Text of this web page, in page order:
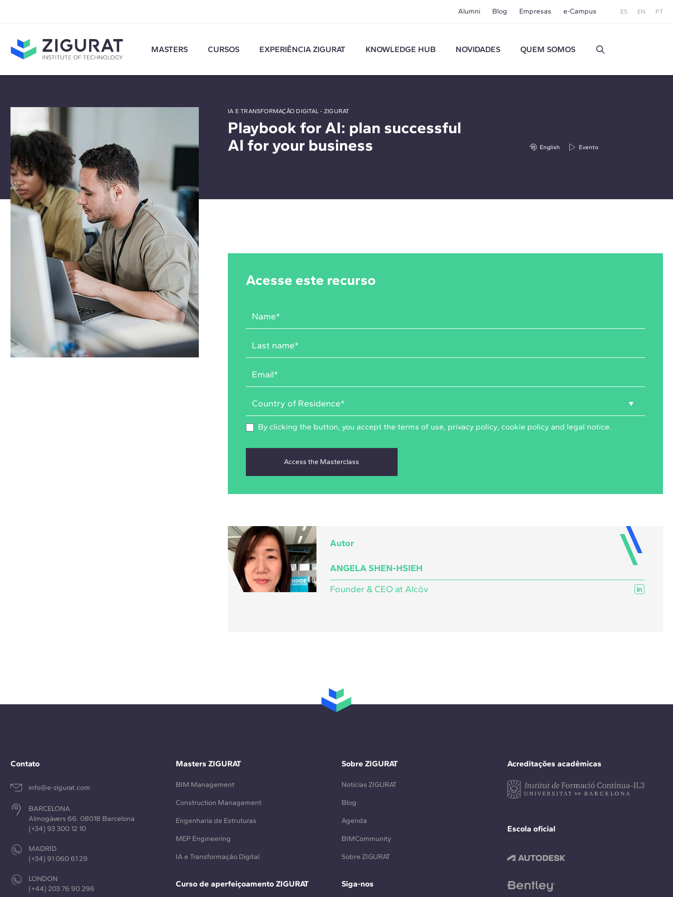
Alumni Blog Empresas e-Campus ES EN PT
MASTERS CURSOS EXPERIÊNCIA ZIGURAT KNOWLEDGE HUB NOVIDADES QUEM SOMOS
IA E TRANSFORMAÇÃO DIGITAL - ZIGURAT
Playbook for AI: plan successful
AI for your business
English Evento
Acesse este recurso
By clicking the button, you accept the terms of use, privacy policy, cookie policyand legal notice.
Autor
ANGELA SHEN-HSIEH
Founder & CEO at Alcōv
Contato
info@e-zigurat.com
BARCELONA
Almogàvers 66. 08018 Barcelona
(+34) 93 300 12 10
MADRID
(+34) 91 060 61 29
LONDON
(+44) 203 76 90 296
Acreditações acadêmicas
Escola oficial
Masters ZIGURAT
BIM Management
Construction Management
Engenharia de Estruturas
MEP Engineering
IA e Transformação Digital
Curso de aperfeiçoamento ZIGURAT
Sobre ZIGURAT
Notícias ZIGURAT
Blog
Agenda
BIMCommunity
Sobre ZIGURAT
Siga-nos